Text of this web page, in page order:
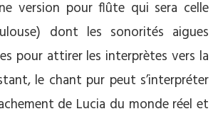
version pour flûte qui sera celle
dont les sonorités aigues
pour attirer les interprètes vers la
le chant pur peut s’interpréter
de Lucia du monde réel et